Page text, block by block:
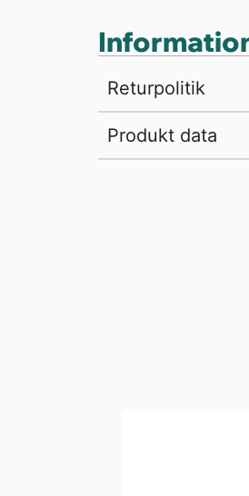
Returpolitik
Produkt data